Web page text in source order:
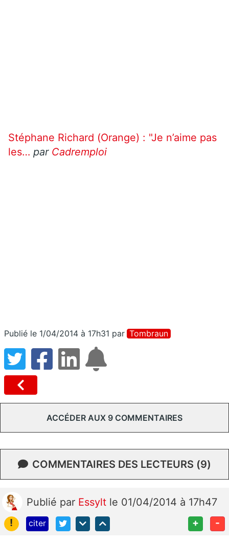
Stéphane Richard (Orange) : "Je n’aime pas
les… par Cadremploi
Publié le 1/04/2014 à 17h31 par Tombraun
ACCÉDER AUX 9 COMMENTAIRES
COMMENTAIRES DES LECTEURS (9)
Publié par Essylt le 01/04/2014 à 17h47
!
citer + -